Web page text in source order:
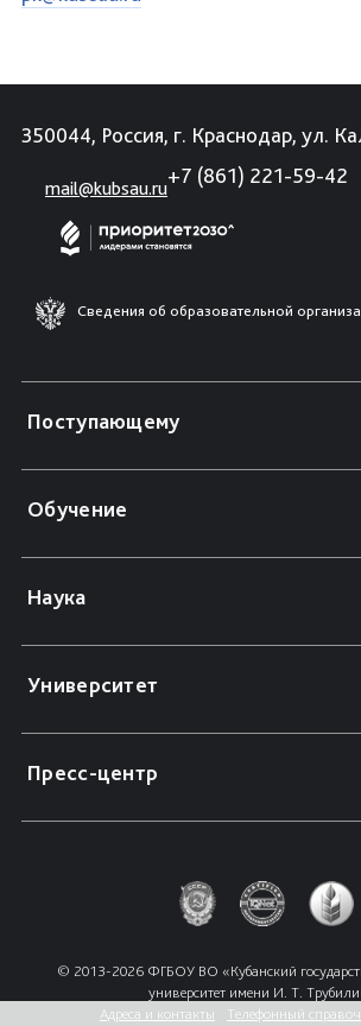
350044, Россия, г. Краснодар, ул.
mail@kubsau.ru
+7 (861) 221-59-42
Сведения об образовательной
Поступающему
Обучение
Наука
Университет
Пресс-центр
© 2013-2026 ФГБОУ ВО «Кубанский
университет имени И. Т.
Адреса и контакты
Телефонный